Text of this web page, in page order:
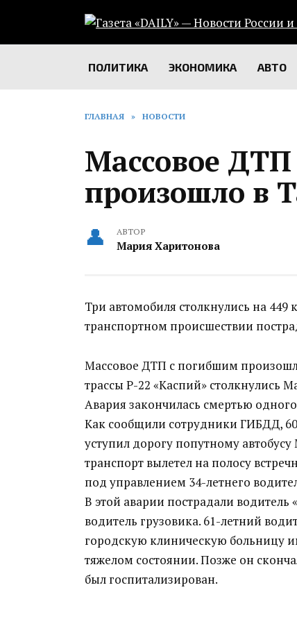
содержанию
ПОЛИТИКА ЭКОНОМИКА АВТО
ГЛАВНАЯ » НОВОСТИ
Массовое
произошло в
АВТОР
Мария Харитонова
Три автомобиля столкнулись на
транспортном происшествии
Массовое ДТП с погибшим
трассы Р-22 «Каспий» столкнулись
Авария закончилась смертью
Как сообщили сотрудники ГИБДД,
уступил дорогу попутному
транспорт вылетел на полосу
под управлением 34-летнего
В этой аварии пострадали водитель
водитель грузовика. 61-летний
городскую клиническую больницу
тяжелом состоянии. Позже он
был госпитализирован.